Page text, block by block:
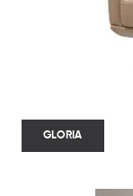
GLORIA